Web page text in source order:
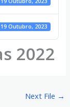
19 Outubro, 2023
2022
Next File →